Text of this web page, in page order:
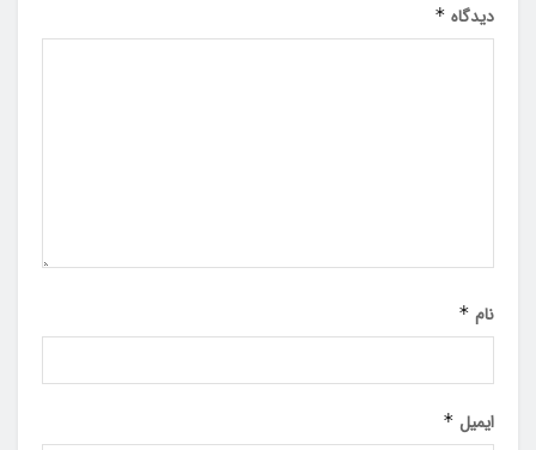
دیدگاه *
نام *
ایمیل *